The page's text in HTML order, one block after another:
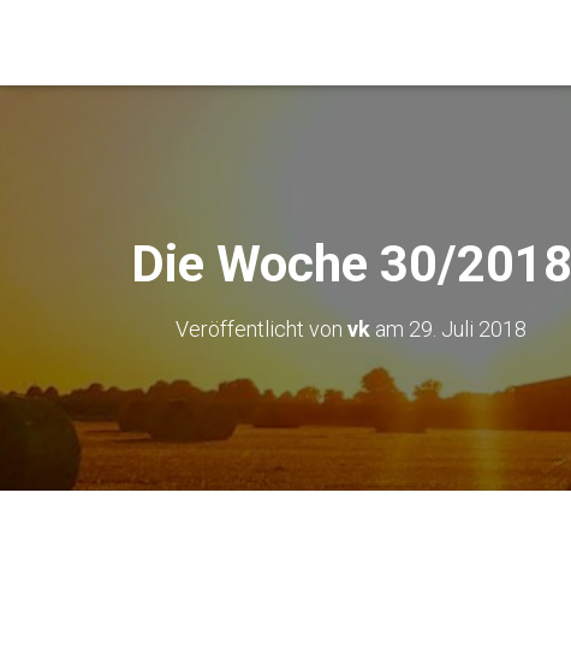
Die Woche 30/2018
Veröffentlicht von vk am 29. Juli 2018